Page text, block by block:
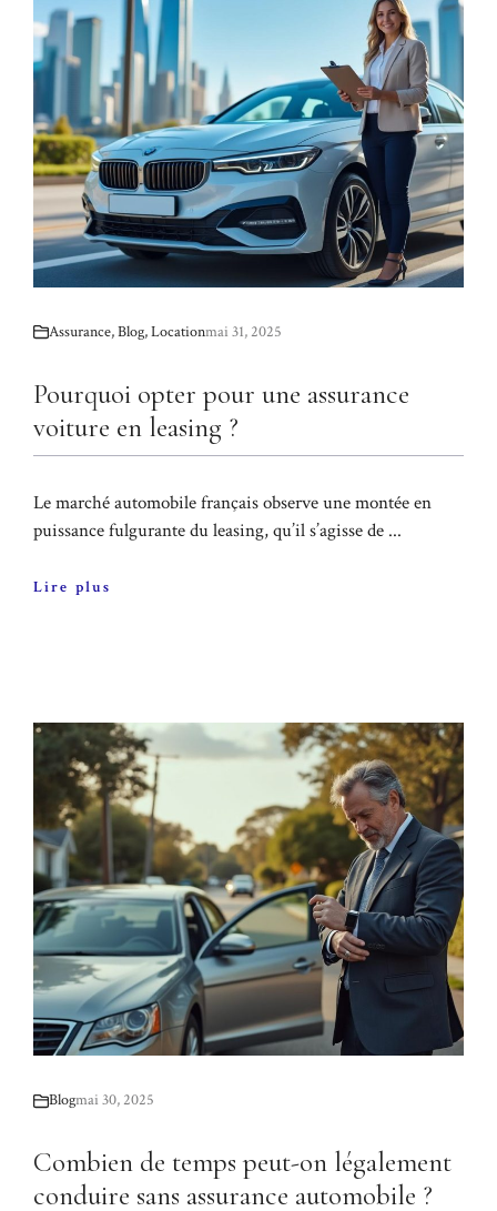
Assurance,Blog,Locationmai 31, 2025
Pourquoi opter pour une assurance
voiture en leasing ?
Le marché automobile français observe une montée en
puissance fulgurante du leasing, qu’il s’agisse de ...
Lire plus
Blogmai 30, 2025
Combien de temps peut-on légalement
conduire sans assurance automobile ?